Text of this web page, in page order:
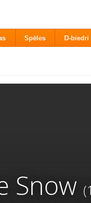
Spēles D-biedri
Snow